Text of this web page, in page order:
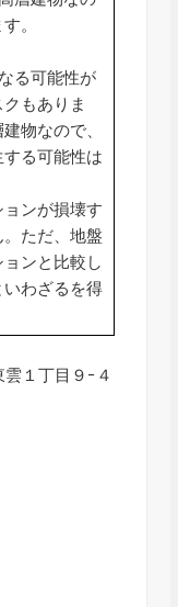
。
る可能性が
もありま
物なので、
る可能性は
ンが損壊す
ただ、地盤
ンと比較し
わざるを得
雲１丁目９−４